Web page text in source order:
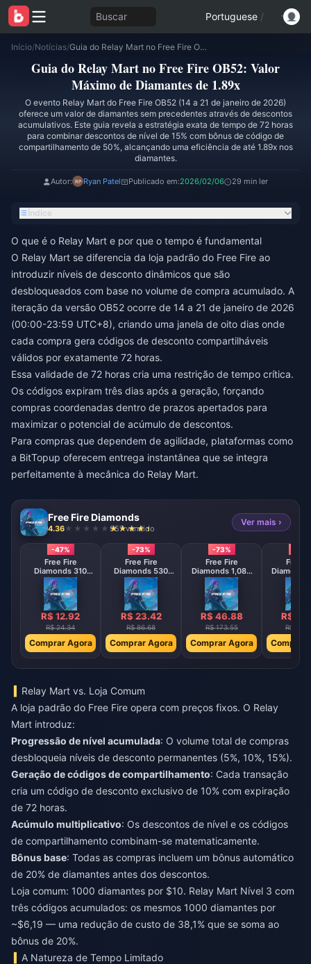
Buscar Portuguese /
Início/Notícias/ Guia do Relay Mart no Free Fire OB52: Valor Máximo de Diamantes de 1.89x
Guia do Relay Mart no Free Fire OB52: Valor
Máximo de Diamantes de 1.89x
O evento Relay Mart do Free Fire OB52 (14 a 21 de janeiro de 2026)
oferece um valor de diamantes sem precedentes através de descontos
acumulativos. Este guia revela a estratégia exata de tempo de 72 horas
para combinar descontos de nível de 15% com bônus de código de
compartilhamento de 50%, alcançando uma eficiência de até 1.89x nos
diamantes.
Autor: Ryan Patel Publicado em:2026/02/06 29 min ler
Índice
O que é o Relay Mart e por que o tempo é fundamental
O Relay Mart se diferencia da loja padrão do Free Fire ao
introduzir níveis de desconto dinâmicos que são
desbloqueados com base no volume de compra acumulado. A
iteração da versão OB52 ocorre de 14 a 21 de janeiro de 2026
(00:00-23:59 UTC+8), criando uma janela de oito dias onde
cada compra gera códigos de desconto compartilháveis
válidos por exatamente 72 horas.
Essa validade de 72 horas cria uma restrição de tempo crítica.
Os códigos expiram três dias após a geração, forçando
compras coordenadas dentro de prazos apertados para
maximizar o potencial de acúmulo de descontos.
Para compras que dependem de agilidade, plataformas como
a BitTopup oferecem entrega instantânea que se integra
perfeitamente à mecânica do Relay Mart.
Free Fire Diamonds
4.36 957 vendido
Ver mais ›
-47%
Free Fire
Diamonds 310
Diamonds
R$ 12.92
R$ 24.34
Comprar Agora
-73%
Free Fire
Diamonds 530
Diamonds
【Middle East
region optional】
R$ 23.42
R$ 86.68
Comprar Agora
-73%
Free Fire
Diamonds 1,080
Diamonds
【Middle East
region optional】
R$ 46.88
R$ 173.55
Comprar Agora
Free
【
region
R$
R$
Comprar
Relay Mart vs. Loja Comum
A loja padrão do Free Fire opera com preços fixos. O Relay
Mart introduz:
Progressão de nível acumulada: O volume total de compras
desbloqueia níveis de desconto permanentes (5%, 10%, 15%).
Geração de códigos de compartilhamento: Cada transação
cria um código de desconto exclusivo de 10% com expiração
de 72 horas.
Acúmulo multiplicativo: Os descontos de nível e os códigos
de compartilhamento combinam-se matematicamente.
Bônus base: Todas as compras incluem um bônus automático
de 20% de diamantes antes dos descontos.
Loja comum: 1000 diamantes por $10. Relay Mart Nível 3 com
três códigos acumulados: os mesmos 1000 diamantes por
~$6,19 — uma redução de custo de 38,1% que se soma ao
bônus de 20%.
A Natureza de Tempo Limitado